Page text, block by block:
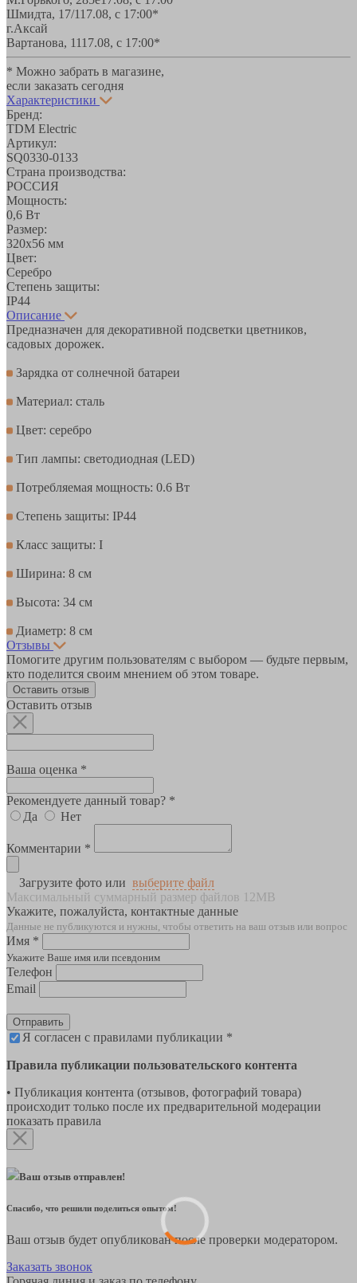
Шмидта, 17/117.08, с 17:00*
г.Аксай
Вартанова, 1117.08, с 17:00*
* Можно забрать в магазине,
если заказать сегодня
Характеристики
Бренд:
TDM Electric
Артикул:
SQ0330-0133
Страна производства:
РОССИЯ
Мощность:
0,6 Вт
Размер:
320х56 мм
Цвет:
Серебро
Степень защиты:
IP44
Описание
Предназначен для декоративной подсветки цветников,
садовых дорожек.
Зарядка от солнечной батареи
Материал: сталь
Цвет: серебро
Тип лампы: светодиодная (LED)
Потребляемая мощность: 0.6 Вт
Степень защиты: IP44
Класс защиты: I
Ширина: 8 см
Высота: 34 см
Диаметр: 8 см
Отзывы
Помогите другим пользователям с выбором — будьте первым,
кто поделится своим мнением об этом товаре.
Оставить отзыв
Оставить отзыв
Ваша оценка *
Рекомендуете данный товар? *
Да
Нет
Комментарии *
Загрузите фото или выберите файл
Максимальный суммарный размер файлов 12MB
Укажите, пожалуйста, контактные данные
Данные не публикуются и нужны, чтобы ответить на ваш отзыв или вопрос
Имя *
Укажите Ваше имя или псевдоним
Телефон
Email
Отправить
Я согласен с правилами публикации *
Правила публикации пользовательского контента
• Публикация контента (отзывов, фотографий товара)
происходит только после их предварительной модерации
показать правила
Ваш отзыв отправлен!
Спасибо, что решили поделиться опытом!
Ваш отзыв будет опубликован после проверки модератором.
Заказать звонок